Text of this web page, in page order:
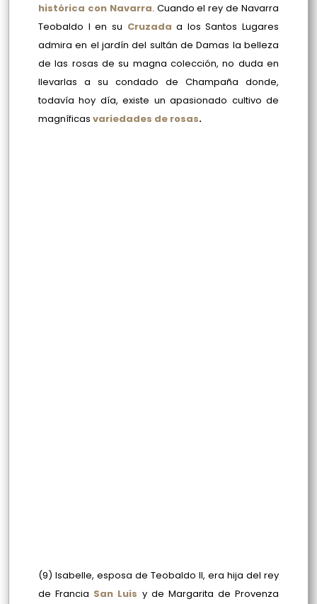
histórica con Navarra. Cuando el rey de Navarra
Teobaldo I en su Cruzada a los Santos Lugares
admira en el jardín del sultán de Damas la belleza
de las rosas de su magna colección, no duda en
llevarlas a su condado de Champaña donde,
todavía hoy día, existe un apasionado cultivo de
magníficas variedades de rosas.
(9) Isabelle, esposa de Teobaldo II, era hija del rey
de Francia San Luis y de Margarita de Provenza